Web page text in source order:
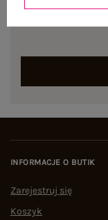
INFORMACJE O BUTIK
Zarejestruj się
Koszyk